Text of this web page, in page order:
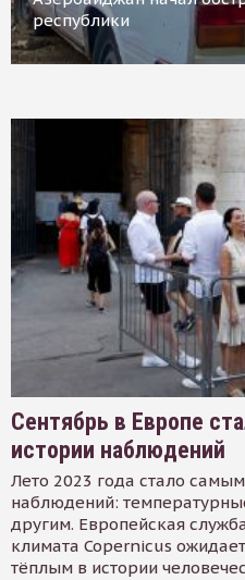
республики
Сентябрь в Европе
истории наблюдений
Лето 2023 года стало
наблюдений:
другим. Европейская
климата Copernicus
тёплым в истории